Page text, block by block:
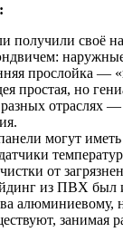
получили своё
прослойка —
простая, но
отраслях —
могут
от
из ПВХ был
алюминиевому,
занимая